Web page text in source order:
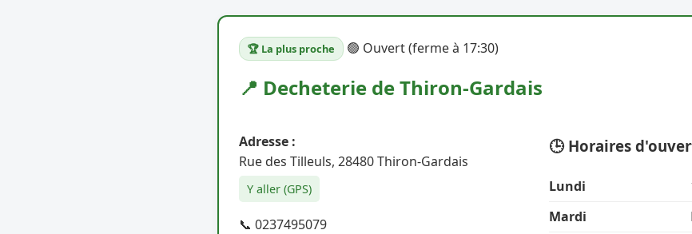
🏆 La plus proche 🟢 Ouvert (ferme à 17:30)
📍 Decheterie de Thiron-Gardais
Adresse :
Rue des Tilleuls, 28480 Thiron-Gardais
Y aller (GPS)
📞 0237495079
🕒 Horaires
Lundi
Mardi